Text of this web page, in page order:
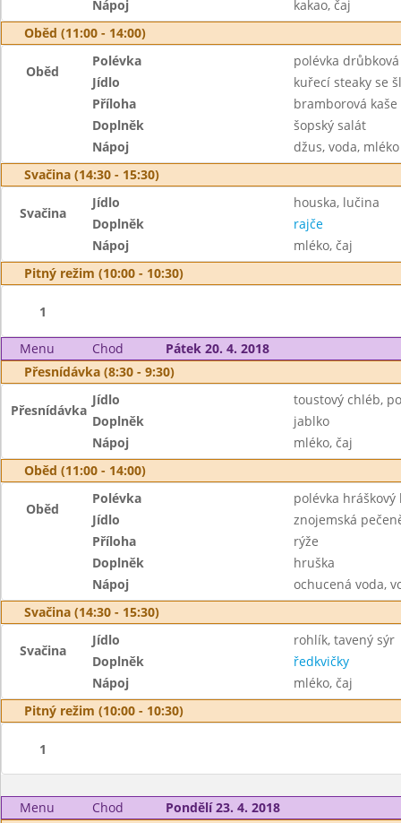
Nápoj
kakao, čaj
Oběd (11:00 - 14:00)
Oběd
Polévka
polévka
Jídlo
kuřecí steaky se
Příloha
bramborová kaše
Doplněk
šopský salát
Nápoj
džus, voda, mléko
Svačina (14:30 - 15:30)
Svačina
Jídlo
houska, lučina
Doplněk
rajče
Nápoj
mléko, čaj
Pitný režim (10:00 - 10:30)
1
Menu Chod
Pátek 20. 4. 2018
Přesnídávka (8:30 - 9:30)
Přesnídávka
Jídlo
toustový chléb,
Doplněk
jablko
Nápoj
mléko, čaj
Oběd (11:00 - 14:00)
Oběd
Polévka
polévka hráškový
Jídlo
znojemská
Příloha
rýže
Doplněk
hruška
Nápoj
ochucená voda,
Svačina (14:30 - 15:30)
Svačina
Jídlo
rohlík, tavený sýr
Doplněk
ředkvičky
Nápoj
mléko, čaj
Pitný režim (10:00 - 10:30)
1
Menu Chod
Pondělí 23. 4. 2018